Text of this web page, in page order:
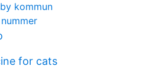
kommun
for cats